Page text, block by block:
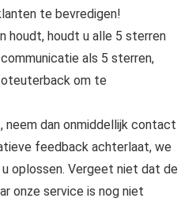
te bevredigen!
houdt, houdt u alle 5 sterren
als 5 sterren,
om te
neem dan onmiddellijk contact
feedback achterlaat, we
oplossen. Vergeet niet dat de
onze service is nog niet